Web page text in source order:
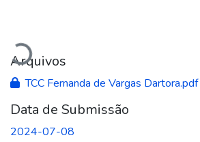
Carregando...
Arquivos
TCC Fernanda de Vargas Dartora.pdf
Data de Submissão
2024-07-08